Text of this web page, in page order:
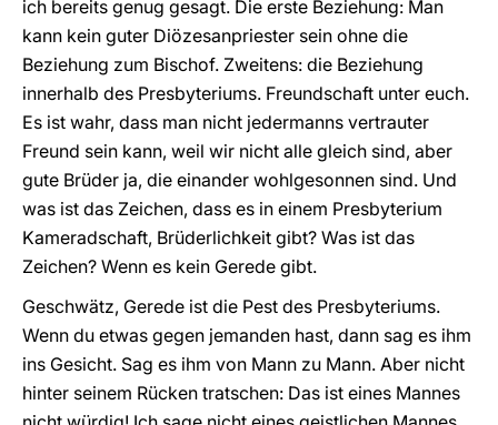
ich bereits genug gesagt. Die erste Beziehung: Man
kann kein guter Diözesanpriester sein ohne die
Beziehung zum Bischof. Zweitens: die Beziehung
innerhalb des Presbyteriums. Freundschaft unter euch.
Es ist wahr, dass man nicht jedermanns vertrauter
Freund sein kann, weil wir nicht alle gleich sind, aber
gute Brüder ja, die einander wohlgesonnen sind. Und
was ist das Zeichen, dass es in einem Presbyterium
Kameradschaft, Brüderlichkeit gibt? Was ist das
Zeichen? Wenn es kein Gerede gibt.
Geschwätz, Gerede ist die Pest des Presbyteriums.
Wenn du etwas gegen jemanden hast, dann sag es ihm
ins Gesicht. Sag es ihm von Mann zu Mann. Aber nicht
hinter seinem Rücken tratschen: Das ist eines Mannes